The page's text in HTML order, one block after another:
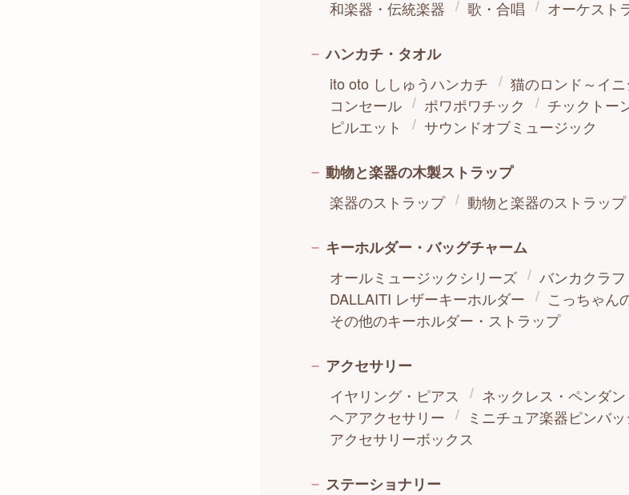
和楽器・伝統楽器
歌・合唱 オーケスト
ハンカチ・タオル
ito oto ししゅうハンカチ
猫のロンド～イ
コンセール
ポワポワチック チックトー
ピルエット
サウンドオブミュージック
動物と楽器の木製ストラップ
楽器のストラップ
動物と楽器のストラップ
キーホルダー・バッグチャーム
オールミュージックシリーズ
バンカクラ
DALLAITI レザーキーホルダー
こっちゃ
その他のキーホルダー・ストラップ
アクセサリー
イヤリング・ピアス
ネックレス・ペンダン
ヘアアクセサリー
ミニチュア楽器ピンバ
アクセサリーボックス
ステーショナリー